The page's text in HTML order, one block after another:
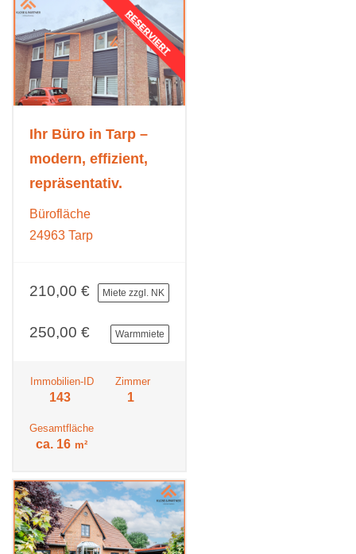
Ihr Büro in Tarp –
modern, effizient,
repräsentativ.
Bürofläche
24963 Tarp
210,00 € Miete zzgl. NK
250,00 € Warmmiete
Immobilien-ID
143
Zimmer
1
Gesamtfläche
ca. 16 m²